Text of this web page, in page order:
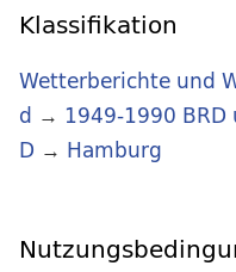
Klassifikation
Wetterberichte und
d → 1949-1990 BRD
D → Hamburg